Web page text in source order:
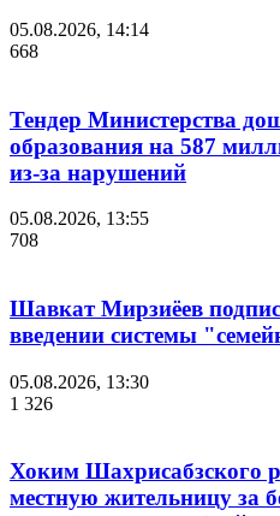
05.08.2026, 14:14
668
Тендер Министерства
образования на 587
из-за нарушений
05.08.2026, 13:55
708
Шавкат Мирзиёев
введении системы
05.08.2026, 13:30
1 326
Хоким Шахрисабзского
местную жительницу за